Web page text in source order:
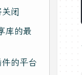
闭
的最
的平台